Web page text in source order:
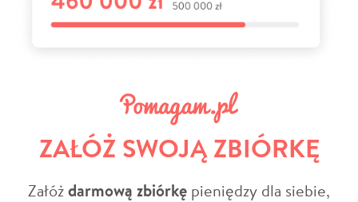
ZAŁÓŻ SWOJĄ ZBIÓRKĘ
Załóżdarmową zbiórkę pieniędzy dla siebie,